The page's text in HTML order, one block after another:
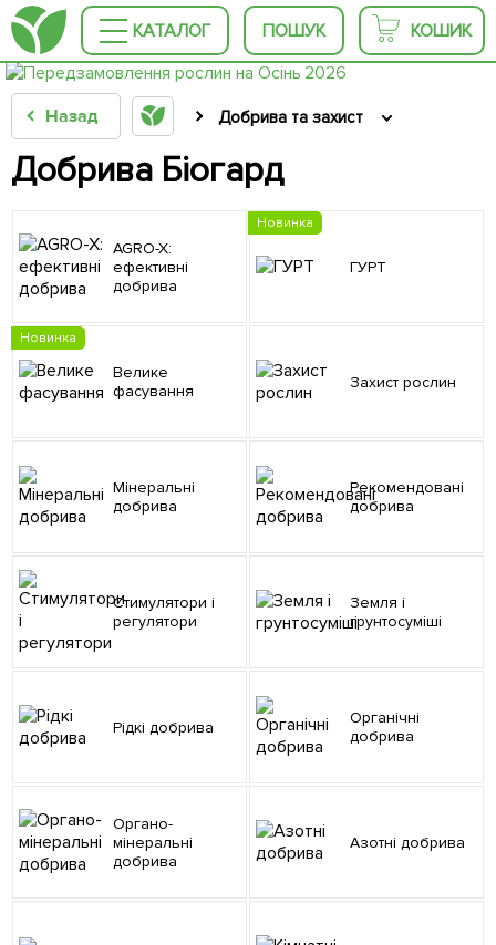
КАТАЛОГ ПОШУК КОШИК
Назад Добрива та захист
Добрива Біогард
AGRO-X:
ефективні
добрива
Новинка
ГУРТ
Новинка
Велике
фасування
Захист рослин
Мінеральні
добрива
Рекомендовані
добрива
Стимулятори і
регулятори
Земля і
грунтосуміші
Рідкі добрива
Органічні
добрива
Органо-
мінеральні
добрива
Азотні добрива